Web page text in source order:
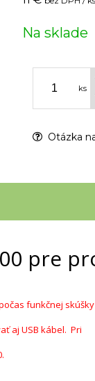
Na sklade
ks
Otázka
pre
funkčnej skúšky
aj USB kábel. Pri